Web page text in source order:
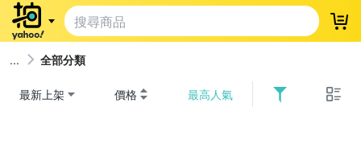
登
全部分類
最新上架 價格 最高人氣